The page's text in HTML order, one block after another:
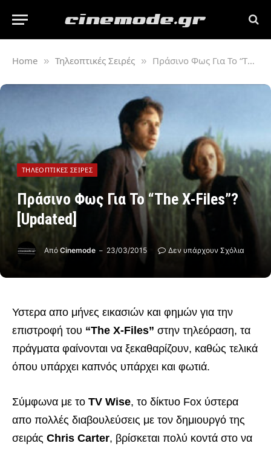
Home » Τηλεοπτικές Σειρές » Πράσινο Φως Για Το “The X-Files”? [Updated]
ΤΗΛΕΟΠΤΙΚΈΣ ΣΕΙΡΈΣ
Πράσινο Φως Για Το “The X-Files”?
[Updated]
Από Cinemode 23/03/2015 Δεν υπάρχουν Σχόλια
Υστερα απο μήνες εικασιών και φημών για την
επιστροφή του “The X-Files” στην τηλεόραση, τα
πράγματα φαίνονται να ξεκαθαρίζουν, καθώς τελικά
όπου υπάρχει καπνός υπάρχει και φωτιά.
Σύμφωνα με το TV Wise, το δίκτυο Fox ύστερα
απο πολλές διαβουλεύσεις με τον δημιουργό της
σειράς Chris Carter, βρίσκεται πολύ κοντά στο να